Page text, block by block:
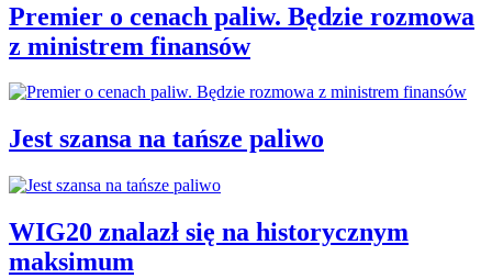
Premier o cenach paliw. Będzie rozmowa
z ministrem finansów
Jest szansa na tańsze paliwo
WIG20 znalazł się na historycznym
maksimum